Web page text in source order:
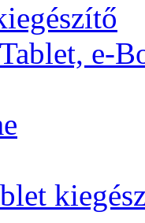
e-